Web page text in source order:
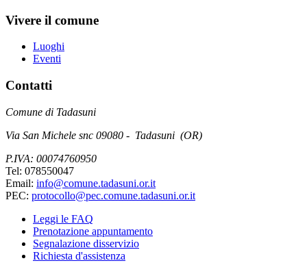
Vivere il comune
Luoghi
Eventi
Contatti
Comune di Tadasuni
Via San Michele snc 09080 - Tadasuni (OR)
P.IVA: 00074760950
Tel: 078550047
Email: info@comune.tadasuni.or.it
PEC: protocollo@pec.comune.tadasuni.or.it
Leggi le FAQ
Prenotazione appuntamento
Segnalazione disservizio
Richiesta d'assistenza